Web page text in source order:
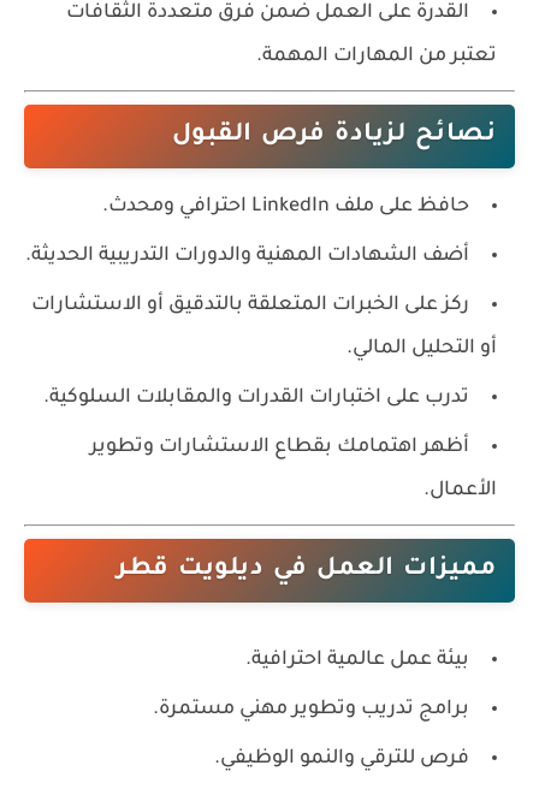
القدرة على العمل ضمن فرق متعددة الثقافات
تعتبر من المهارات المهمة.
نصائح لزيادة فرص القبول
حافظ على ملف LinkedIn احترافي ومحدث.
أضف الشهادات المهنية والدورات التدريبية الحديثة.
ركز على الخبرات المتعلقة بالتدقيق أو الاستشارات
أو التحليل المالي.
تدرب على اختبارات القدرات والمقابلات السلوكية.
أظهر اهتمامك بقطاع الاستشارات وتطوير
الأعمال.
مميزات العمل في ديلويت قطر
بيئة عمل عالمية احترافية.
برامج تدريب وتطوير مهني مستمرة.
فرص للترقي والنمو الوظيفي.